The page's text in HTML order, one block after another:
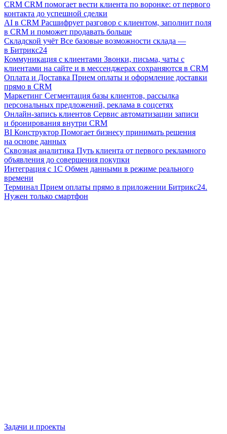
CRM CRM помогает вести клиента по воронке: от первого
контакта до успешной сделки
AI в CRM Расшифрует разговор с клиентом, заполнит поля
в CRM и поможет продавать больше
Складской учёт Все базовые возможности склада —
в Битрикс24
Коммуникация с клиентами Звонки, письма, чаты с
клиентами на сайте и в мессенджерах сохраняются в CRM
Оплата и Доставка Прием оплаты и оформление доставки
прямо в CRM
Маркетинг Сегментация базы клиентов, рассылка
персональных предложений, реклама в соцсетях
Онлайн-запись клиентов Сервис автоматизации записи
и бронирования внутри CRM
BI Конструктор Помогает бизнесу принимать решения
на основе данных
Сквозная аналитика Путь клиента от первого рекламного
объявления до совершения покупки
Интеграция с 1С Обмен данными в режиме реального
времени
Терминал Прием оплаты прямо в приложении Битрикс24.
Нужен только смартфон
Задачи и проекты